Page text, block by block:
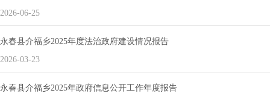
2026-06-25
2026-03-23
永春县介福乡2025年度法治政府建设情况报告
永春县介福乡2025年政府信息公开工作年度报告